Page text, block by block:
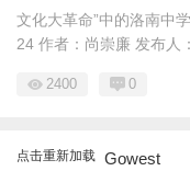
文化大革命”中的洛南中
24 作者：尚崇廉 发布人
2400 0
点击重新加载 Gowest